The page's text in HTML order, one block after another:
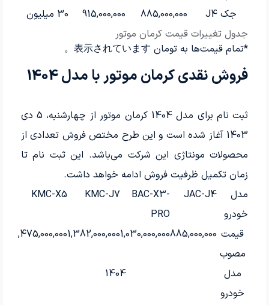
جدول تغییرات قیمت کرمان موتور
جک J4
885,000,000
915,000,000 30 میلیون
*تمام قیمت‌ها به تومان 表示されています。
فروش نقدی کرمان موتور با مدل 1404
ثبت نام برای مدل 1404 کرمان موتور از چهارشنبه، 5 دی
1403 آغاز شده است و این طرح مختص فروش تعدادی از
محصولات مونتاژی این شرکت می‌باشد. این ثبت نام تا
زمان تکمیل ظرفیت فروش ادامه خواهد داشت.
مدل
خودرو
JAC-J4
BAC-X3-
PRO
KMC-J7
KMC-X5
قیمت
مصوب
885,000,000
1,030,000,000
1,382,000,000
1,475,000,000
مدل
خودرو
1404